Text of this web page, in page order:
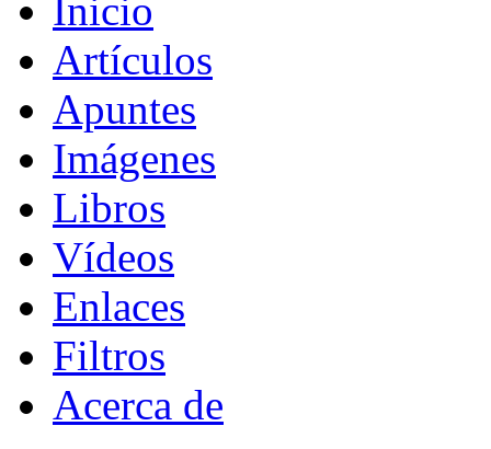
Inicio
Artículos
Apuntes
Imágenes
Libros
Vídeos
Enlaces
Filtros
Acerca de